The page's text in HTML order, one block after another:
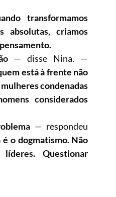
transformamos
absolutas, criamos
— disse Nina. —
está à frente não
condenadas
considerados
— respondeu
o dogmatismo. Não
Questionar